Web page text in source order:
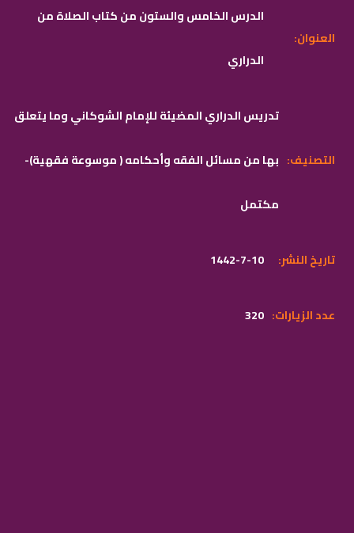
الدرس الخامس والستون من كتاب الصلاة من
الدراري
:العنوان
تدريس الدراري المضيئة للإمام الشوكاني وما يتعلق
بها من مسائل الفقه وأحكامه ( موسوعة فقهية)-
مكتمل
:التصنيف
1442-7-10 :تاريخ النشر
320 :عدد الزيارات